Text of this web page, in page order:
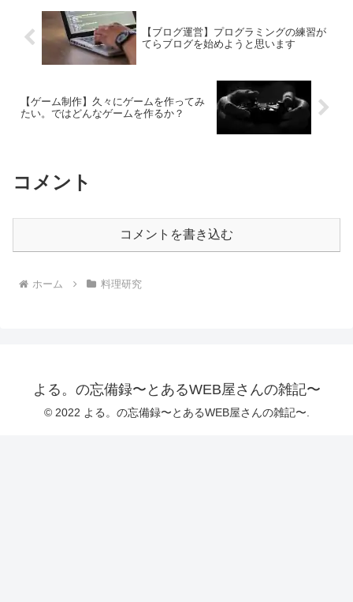
【ブログ運営】プログラミングの練習が
てらブログを始めようと思います
【ゲーム制作】久々にゲームを作ってみ
たい。ではどんなゲームを作るか？
コメント
コメントを書き込む
ホーム 料理研究
よる。の忘備録〜とあるWEB屋さんの雑記〜
© 2022 よる。の忘備録〜とあるWEB屋さんの雑記〜.